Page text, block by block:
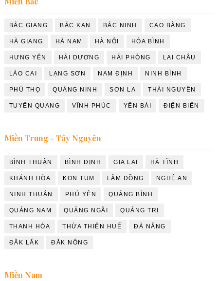
BẮC GIANG BẮC KẠN BẮC NINH CAO BẰNG
HÀ GIANG HÀ NAM HÀ NỘI HÒA BÌNH
HƯNG YÊN HẢI DƯƠNG HẢI PHÒNG LAI CHÂU
LÀO CAI LẠNG SƠN NAM ĐỊNH NINH BÌNH
PHÚ THỌ QUẢNG NINH SƠN LA THÁI NGUYÊN
TUYÊN QUANG VĨNH PHÚC YÊN BÁI ĐIỆN BIÊN
Miền Trung - Tây Nguyên
BÌNH THUẬN BÌNH ĐỊNH GIA LAI HÀ TĨNH
KHÁNH HÒA KON TUM LÂM ĐỒNG NGHỆ AN
NINH THUẬN PHÚ YÊN QUẢNG BÌNH
QUẢNG NAM QUẢNG NGÃI QUẢNG TRỊ
THANH HÓA THỪA THIÊN HUẾ ĐÀ NẴNG
ĐĂK LĂK ĐĂK NÔNG
Miền Nam